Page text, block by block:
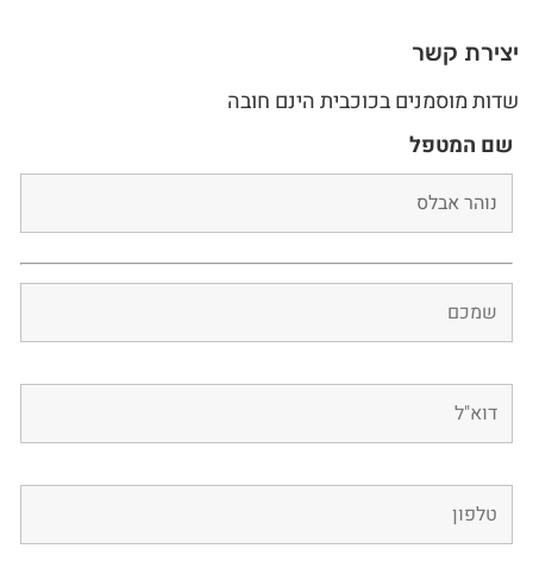
יצירת קשר
שדות מוסמנים בכוכבית הינם חובה
שם המטפל